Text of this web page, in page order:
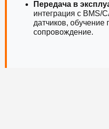
Передача в
интеграция с BMS/
датчиков, обучение
сопровождение.